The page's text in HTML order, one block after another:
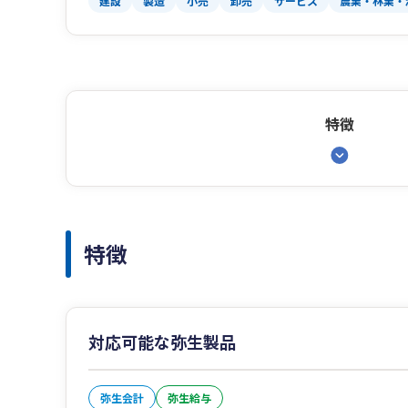
特徴
特徴
対応可能な弥生製品
弥生会計 弥生給与